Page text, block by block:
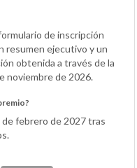
de inscripción
resumen ejecutivo y un
obtenida a través de la
noviembre de 2026.
de febrero de 2027 tras